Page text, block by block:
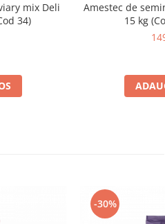
mix Deli
34)
Amestec de
15 kg
-30%